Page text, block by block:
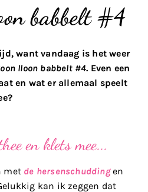
babbelt #4
want vandaag is het weer
Iloon babbelt #4. Even een
en wat er allemaal speelt
en klets mee...
met de hersenschuddingen
kan ik zeggen dat